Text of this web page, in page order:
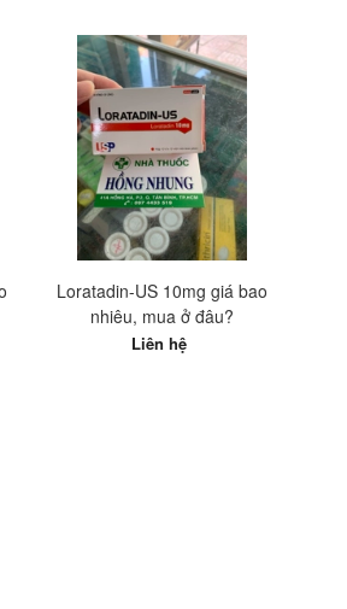
Loratadin-US 10mg giá bao
nhiêu, mua ở đâu?
Liên hệ